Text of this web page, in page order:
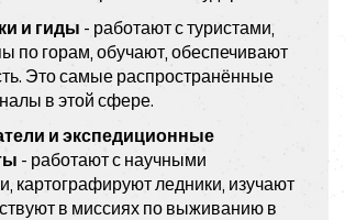
и гиды - работают с туристами,
по горам, обучают, обеспечивают
Это самые распространённые
в этой сфере.
и экспедиционные
- работают с научными
картографируют ледники, изучают
в миссиях по выживанию в